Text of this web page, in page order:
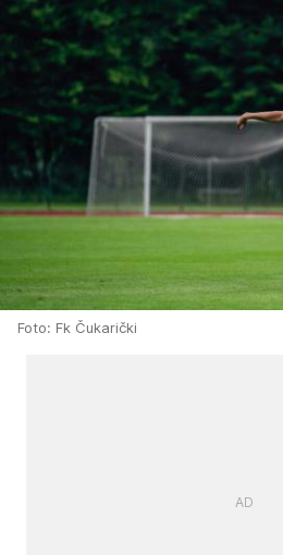
Foto: Fk Čukarički